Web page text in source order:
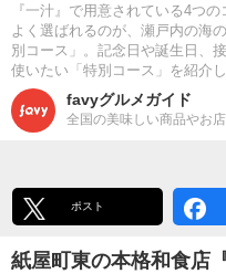
『一汁』で用意されている4つ
よく選ばれるのが、瀬戸内の海
別コース」。記念日や誕生日、
使いたい「特別コース」を紹介し
favyグルメガイド
全国の美味しい商品やお
ポスト
紙屋町東の本格和食店